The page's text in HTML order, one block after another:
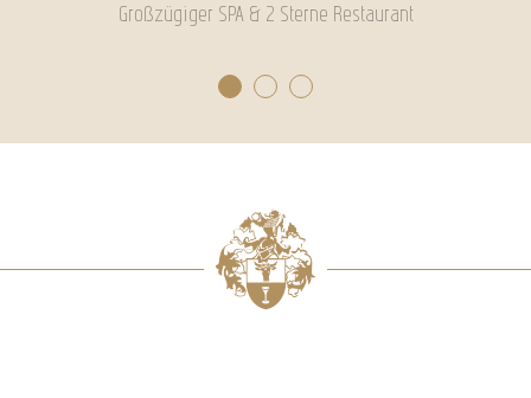
Großzügiger SPA & 2 Sterne Restaurant